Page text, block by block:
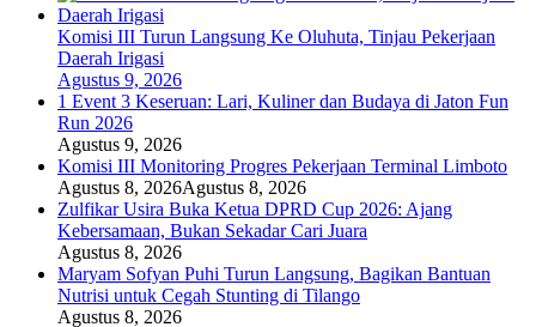
Komisi III Turun Langsung Ke Oluhuta, Tinjau Pekerjaan
Daerah Irigasi
Agustus 9, 2026
1 Event 3 Keseruan: Lari, Kuliner dan Budaya di Jaton Fun
Run 2026
Agustus 9, 2026
Komisi III Monitoring Progres Pekerjaan Terminal Limboto
Agustus 8, 2026Agustus 8, 2026
Zulfikar Usira Buka Ketua DPRD Cup 2026: Ajang
Kebersamaan, Bukan Sekadar Cari Juara
Agustus 8, 2026
Maryam Sofyan Puhi Turun Langsung, Bagikan Bantuan
Nutrisi untuk Cegah Stunting di Tilango
Agustus 8, 2026